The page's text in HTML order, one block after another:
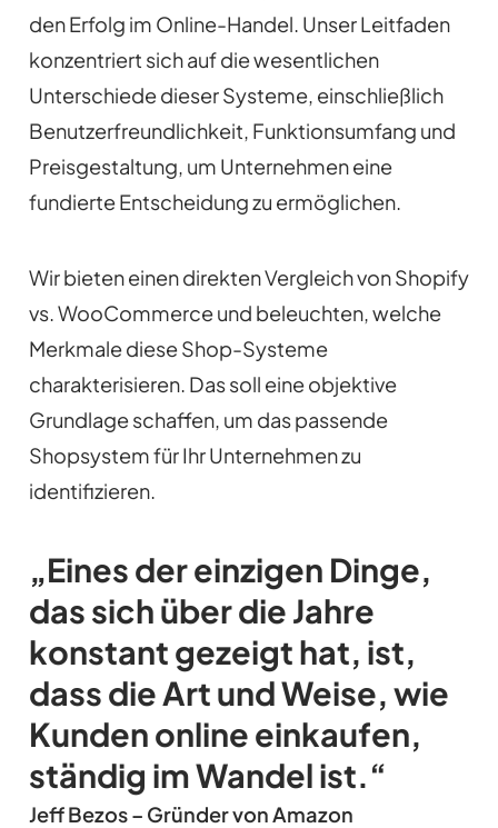
den Erfolg im Online-Handel. Unser Leitfaden
konzentriert sich auf die wesentlichen
Unterschiede dieser Systeme, einschließlich
Benutzerfreundlichkeit, Funktionsumfang und
Preisgestaltung, um Unternehmen eine
fundierte Entscheidung zu ermöglichen.
Wir bieten einen direkten Vergleich von Shopify
vs. WooCommerce und beleuchten, welche
Merkmale diese Shop-Systeme
charakterisieren. Das soll eine objektive
Grundlage schaffen, um das passende
Shopsystem für Ihr Unternehmen zu
identifizieren.
„Eines der einzigen Dinge,
das sich über die Jahre
konstant gezeigt hat, ist,
dass die Art und Weise, wie
Kunden online einkaufen,
ständig im Wandel ist.“
Jeff Bezos – Gründer von Amazon